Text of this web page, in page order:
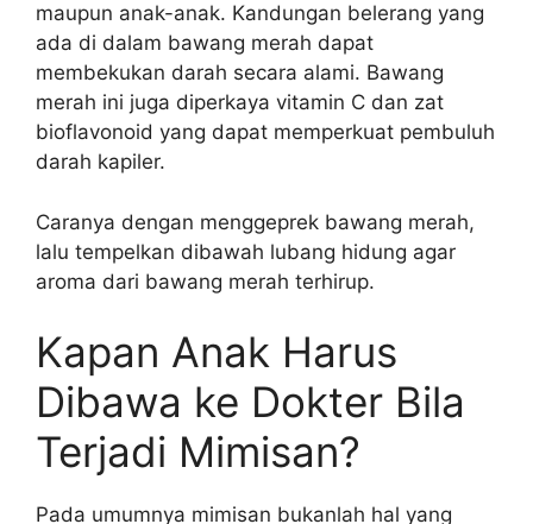
maupun anak-anak. Kandungan belerang yang
ada di dalam bawang merah dapat
membekukan darah secara alami. Bawang
merah ini juga diperkaya vitamin C dan zat
bioflavonoid yang dapat memperkuat pembuluh
darah kapiler.
Caranya dengan menggeprek bawang merah,
lalu tempelkan dibawah lubang hidung agar
aroma dari bawang merah terhirup.
Kapan Anak Harus
Dibawa ke Dokter Bila
Terjadi Mimisan?
Pada umumnya mimisan bukanlah hal yang